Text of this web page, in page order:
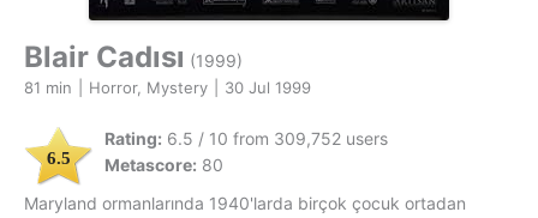
Blair Cadısı (1999)
81 min Horror, Mystery 30 Jul 1999
6.5
Rating: 6.5 / 10 from 309,752 users
Metascore: 80
Maryland ormanlarında 1940'larda birçok çocuk ortadan